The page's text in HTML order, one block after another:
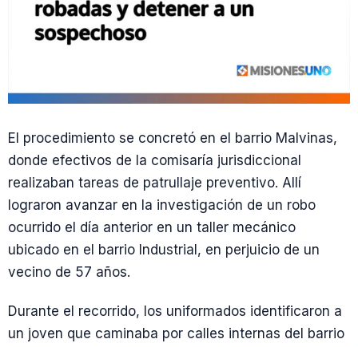
El procedimiento se concretó en el barrio Malvinas,
donde efectivos de la comisaría jurisdiccional
realizaban tareas de patrullaje preventivo. Allí
lograron avanzar en la investigación de un robo
ocurrido el día anterior en un taller mecánico
ubicado en el barrio Industrial, en perjuicio de un
vecino de 57 años.
Durante el recorrido, los uniformados identificaron a
un joven que caminaba por calles internas del barrio